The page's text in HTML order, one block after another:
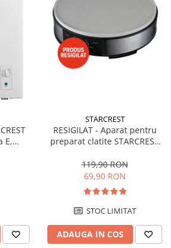
E,
STARCREST
RESIGILAT - Aparat pentru
preparat clatite STARCREST
invelis ceramic antiaderent,
30 cm, Inox / Negru
119,90 RON
69,90 RON
STOC LIMITAT
ADAUGA IN COS